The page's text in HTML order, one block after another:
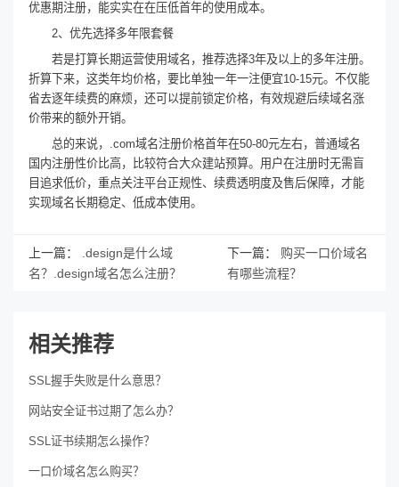
优惠期注册，能实实在在压低首年的使用成本。
2、优先选择多年限套餐
若是打算长期运营使用域名，推荐选择3年及以上的多年注册。
折算下来，这类年均价格，要比单独一年一注便宜10-15元。不仅能
省去逐年续费的麻烦，还可以提前锁定价格，有效规避后续域名涨
价带来的额外开销。
总的来说，.com域名注册价格首年在50-80元左右，普通域名
国内注册性价比高，比较符合大众建站预算。用户在注册时无需盲
目追求低价，重点关注平台正规性、续费透明度及售后保障，才能
实现域名长期稳定、低成本使用。
上一篇：
.design是什么域
名？.design域名怎么注册？
下一篇： 购买一口价域名
有哪些流程？
相关推荐
SSL握手失败是什么意思？
网站安全证书过期了怎么办？
SSL证书续期怎么操作？
一口价域名怎么购买？